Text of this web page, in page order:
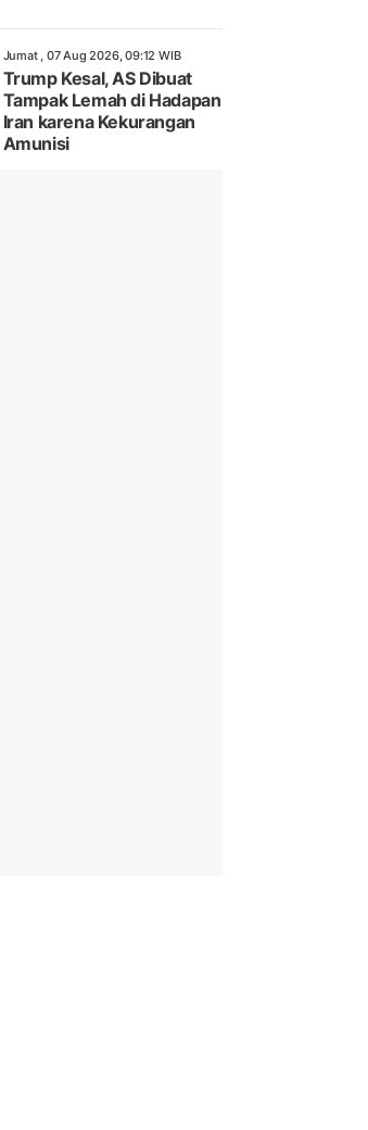
Jumat , 07 Aug 2026, 09:12 WIB
Trump Kesal, AS Dibuat
Tampak Lemah di Hadapan
Iran karena Kekurangan
Amunisi